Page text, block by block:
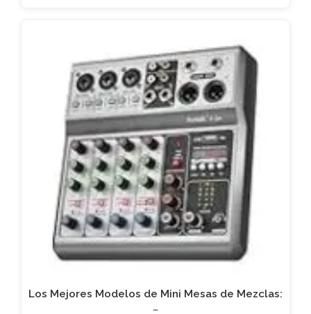
Los Mejores Modelos de Mini Mesas de Mezclas:
…